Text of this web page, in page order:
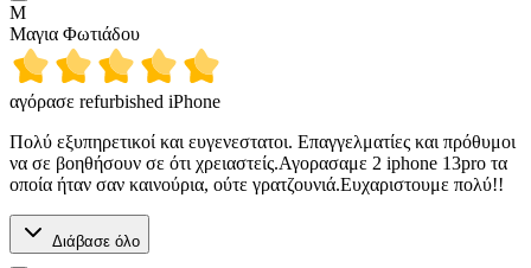
Μ
Μαγια Φωτιάδου
αγόρασε refurbished iPhone
Πολύ εξυπηρετικοί και ευγενεστατοι. Επαγγελματίες και πρόθυμοι
να σε βοηθήσουν σε ότι χρειαστείς.Αγορασαμε 2 iphone 13pro τα
οποία ήταν σαν καινούρια, ούτε γρατζουνιά.Ευχαριστουμε πολύ!!
Διάβασε όλο